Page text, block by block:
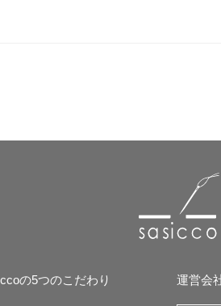
の5つのこだわり 運営会